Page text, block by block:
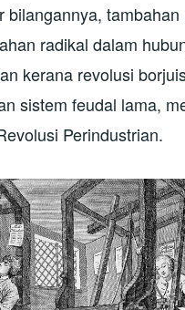
bilangannya, tambahan
radikal dalam
kerana revolusi
sistem feudal lama,
Perindustrian.